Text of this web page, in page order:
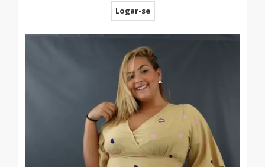
Logar-se